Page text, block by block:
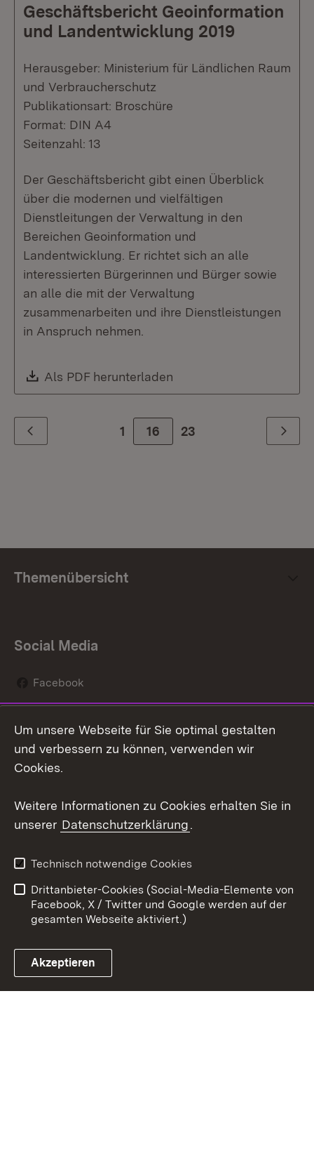
Geschäftsbericht Geoinformation
und Landentwicklung 2019
Herausgeber: Ministerium für Ländlichen Raum
und Verbraucherschutz
Publikationsart: Broschüre
Format: DIN A4
Seitenzahl: 13
Der Geschäftsbericht gibt einen Überblick
über die modernen und vielfältigen
Dienstleitungen der Verwaltung in den
Bereichen Geoinformation und
Landentwicklung. Er richtet sich an alle
interessierten Bürgerinnen und Bürger sowie
an alle die mit der Verwaltung
zusammenarbeiten und ihre Dienstleistungen
in Anspruch nehmen.
Download:
Als PDF herunterladen
Zurück 1 Zur Seite
16 23 Weiter
Themenübersicht
Social Media
Facebook
Social Wall
Youtube
Link zum Landesportal
Kontakt
Datenschutz
Barrierefreiheit
Impressum Cookies
Um unsere Webseite für Sie optimal gestalten
und verbessern zu können, verwenden wir
Cookies.
Weitere Informationen zu Cookies erhalten Sie in
unserer Datenschutzerklärung.
Technisch notwendige Cookies
Drittanbieter-Cookies (Social-Media-Elemente von
Facebook, X / Twitter und Google werden auf der
gesamten Webseite aktiviert.)
Akzeptieren